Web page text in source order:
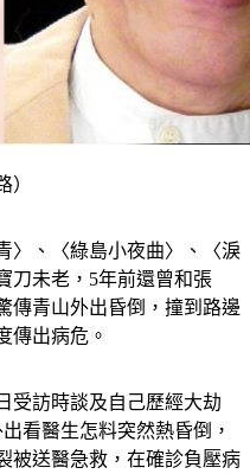
）
〉、〈綠島小夜曲〉、〈淚
刀未老，5年前還曾和張
傳青山外出昏倒，撞到路邊
傳出病危。
受訪時談及自己歷經大劫
看醫生怎料突然熱昏倒，
被送醫急救，在確診負壓病